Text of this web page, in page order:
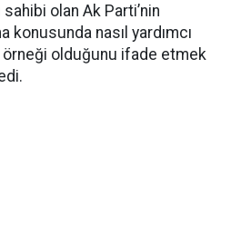
olan Ak Parti’nin
konusunda nasıl yardımcı
olduğunu ifade etmek